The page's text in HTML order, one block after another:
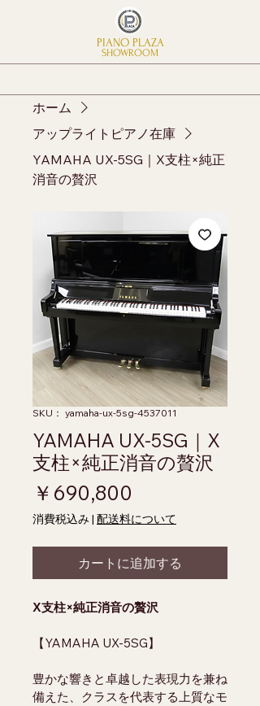
SHOWROOM
PIANO PLAZA
ホーム
アップライトピアノ在庫
YAMAHA UX-5SG｜X支柱×純正
消音の贅沢
SKU： yamaha-ux-5sg-4537011
YAMAHA UX-5SG｜X
支柱×純正消音の贅沢
￥690,800
消費税込み | 配送料について
カートに追加する
X支柱×純正消音の贅沢
【YAMAHA UX-5SG】
豊かな響きと卓越した表現力を兼ね
備えた、クラスを代表する上質なモ